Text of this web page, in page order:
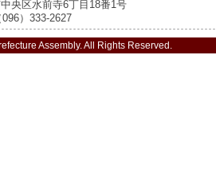
央区水前寺6丁目18番1号
）333-2627
Assembly. All Rights Reserved.